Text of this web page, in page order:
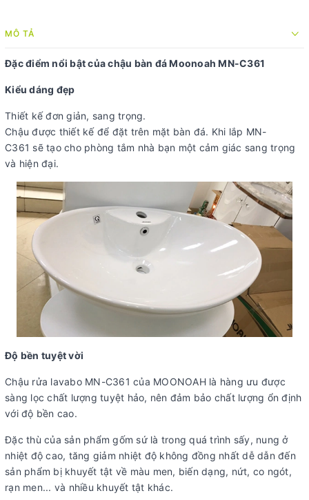
MÔ TẢ
Đặc điểm nổi bật của chậu bàn đá Moonoah MN-C361
Kiểu dáng đẹp
Thiết kế đơn giản, sang trọng.
Chậu được thiết kế để đặt trên mặt bàn đá. Khi lắp MN-
C361 sẽ tạo cho phòng tắm nhà bạn một cảm giác sang trọng
và hiện đại.
Độ bền tuyệt vời
Chậu rửa lavabo MN-C361 của MOONOAH là hàng ưu được
sàng lọc chất lượng tuyệt hảo, nên đảm bảo chất lượng ổn định
với độ bền cao.
Đặc thù của sản phẩm gốm sứ là trong quá trình sấy, nung ở
nhiệt độ cao, tăng giảm nhiệt độ không đồng nhất dễ dẫn đến
sản phẩm bị khuyết tật về màu men, biến dạng, nứt, co ngót,
rạn men... và nhiều khuyết tật khác.